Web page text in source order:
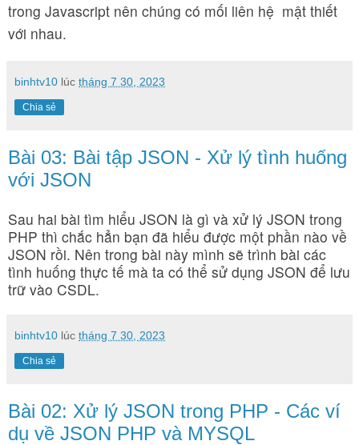
trong Javascript nên chúng có mối liên hệ mật thiết
với nhau.
binhtv10 lúc tháng 7 30, 2023
Chia sẻ
Bài 03: Bài tập JSON - Xử lý tình huống
với JSON
Sau hai bài tìm hiểu JSON là gì và xử lý JSON trong
PHP thì chắc hẳn bạn đã hiểu được một phần nào về
JSON rồi. Nên trong bài này mình sẽ trình bài các
tình huống thực tế mà ta có thể sử dụng JSON để lưu
trữ vào CSDL.
binhtv10 lúc tháng 7 30, 2023
Chia sẻ
Bài 02: Xử lý JSON trong PHP - Các ví
dụ về JSON PHP và MYSQL